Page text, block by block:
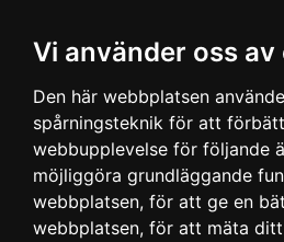
Vi använder oss
Den här webbplatsen
spårningsteknik för att
webbupplevelse för följande
möjliggöra grundläggande
webbplatsen, för att ge en
webbplatsen, för att mäta